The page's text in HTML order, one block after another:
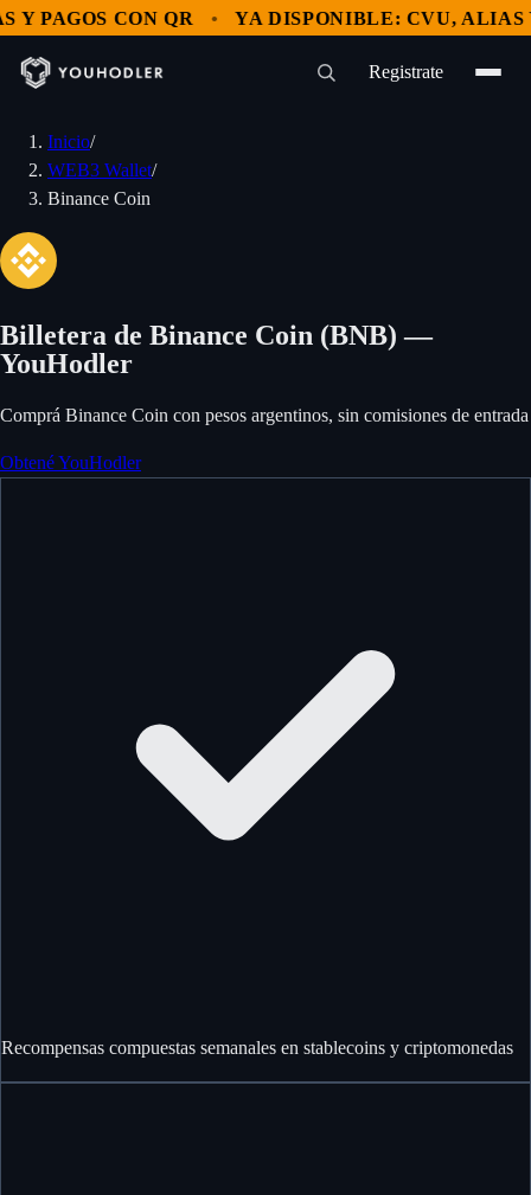
CON QR YA DISPONIBLE: CVU, ALIAS Y
Registrate
Inicio/
WEB3 Wallet/
Binance Coin
Billetera de Binance Coin (BNB) —
YouHodler
Comprá Binance Coin con pesos argentinos, sin comisiones de entrada
Obtené YouHodler
Recompensas compuestas semanales en stablecoins y criptomonedas